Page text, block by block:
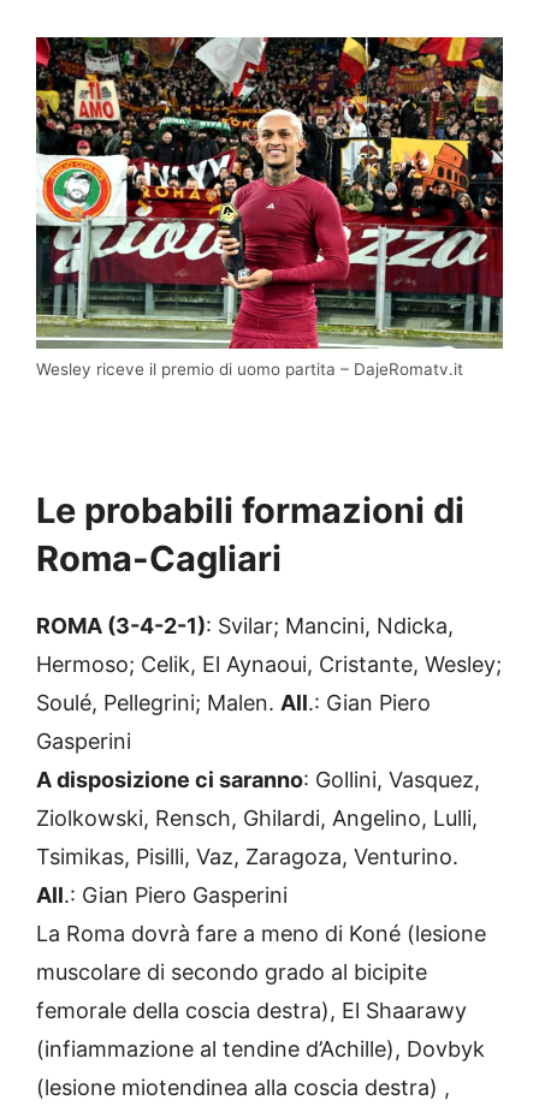
Wesley riceve il premio di uomo partita – DajeRomatv.it
Le probabili formazioni di
Roma-Cagliari
ROMA (3-4-2-1): Svilar; Mancini, Ndicka,
Hermoso; Celik, El Aynaoui, Cristante, Wesley;
Soulé, Pellegrini; Malen. All.: Gian Piero
Gasperini
A disposizione ci saranno: Gollini, Vasquez,
Ziolkowski, Rensch, Ghilardi, Angelino, Lulli,
Tsimikas, Pisilli, Vaz, Zaragoza, Venturino.
All.: Gian Piero Gasperini
La Roma dovrà fare a meno di Koné (lesione
muscolare di secondo grado al bicipite
femorale della coscia destra), El Shaarawy
(infiammazione al tendine d’Achille), Dovbyk
(lesione miotendinea alla coscia destra) ,